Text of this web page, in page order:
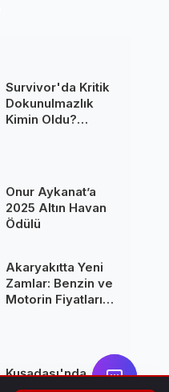
Survivor'da Kritik
Dokunulmazlık
Kimin Oldu?
Onur Aykanat’a
2025 Altın Havan
Ödülü
Akaryakıtta Yeni
Zamlar: Benzin ve
Motorin Fiyatları
Kuşadası'nda